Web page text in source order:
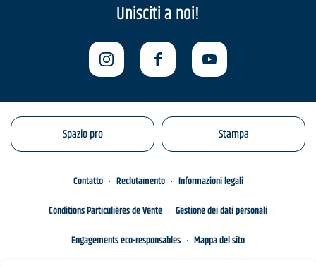
Unisciti a noi!
Spazio pro Stampa
Contatto Reclutamento
Informazioni legali
Conditions Particulières de Vente
Gestione dei dati personali
Engagements éco-responsables
Mappa del sito